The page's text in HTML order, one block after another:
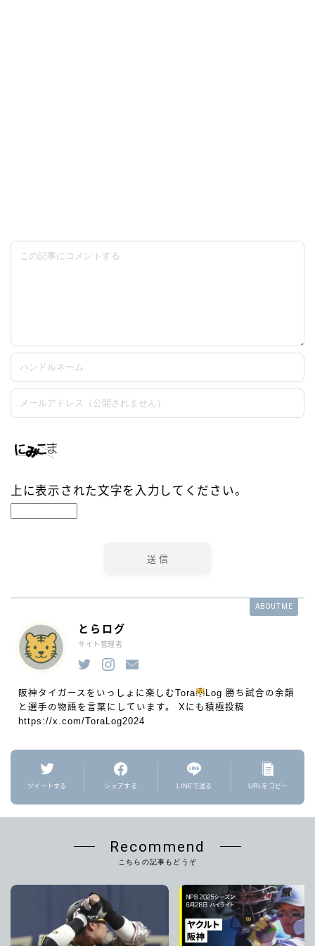
上に表示された文字を入力してください。
ABOUT ME
とらログ
サイト管理者
阪神タイガースをいっしょに楽しむTora
Log 勝ち試合の余韻
と選手の物語を言葉にしています。 Xにも積極投稿
https://x.com/ToraLog2024
ツイートする シェアする LINEで送る URLをコピー
Recommend
こちらの記事もどうぞ